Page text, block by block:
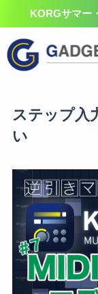
KORGサマー
ステップ入
い